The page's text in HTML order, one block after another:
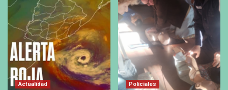
Actualidad Policiales